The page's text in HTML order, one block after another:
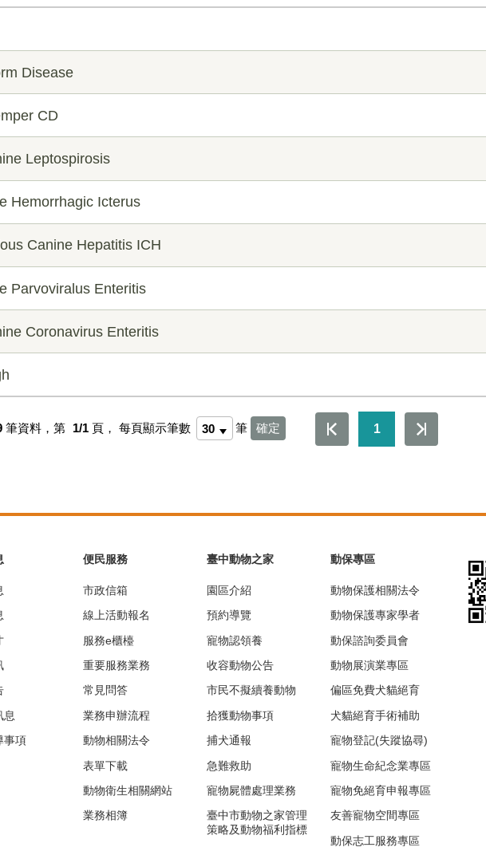
Disease
CD
Leptospirosis
Hemorrhagic Icterus
Canine Hepatitis ICH
Parvoviralus Enteritis
Coronavirus Enteritis
筆資料，第 1/1 頁， 每頁顯示筆數 筆 1
息
事項
便民服務
市政信箱
線上活動報名
服務e櫃檯
重要服務業務
常見問答
業務申辦流程
動物相關法令
表單下載
動物衛生相關網站
業務相簿
臺中動物之家
園區介紹
預約導覽
寵物認領養
收容動物公告
市民不擬續養動物
拾獲動物事項
捕犬通報
急難救助
寵物屍體處理業務
臺中市動物之家管理
策略及動物福利指標
動保專區
動物保護相關法令
動物保護專家學者
動保諮詢委員會
動物展演業專區
偏區免費犬貓絕育
犬貓絕育手術補助
寵物登記(失蹤協尋)
寵物生命紀念業專區
寵物免絕育申報專區
友善寵物空間專區
動保志工服務專區